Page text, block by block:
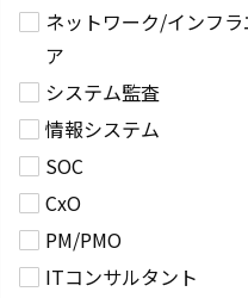
ネットワーク/インフラ
ア
システム監査
情報システム
SOC
CxO
PM/PMO
ITコンサルタント